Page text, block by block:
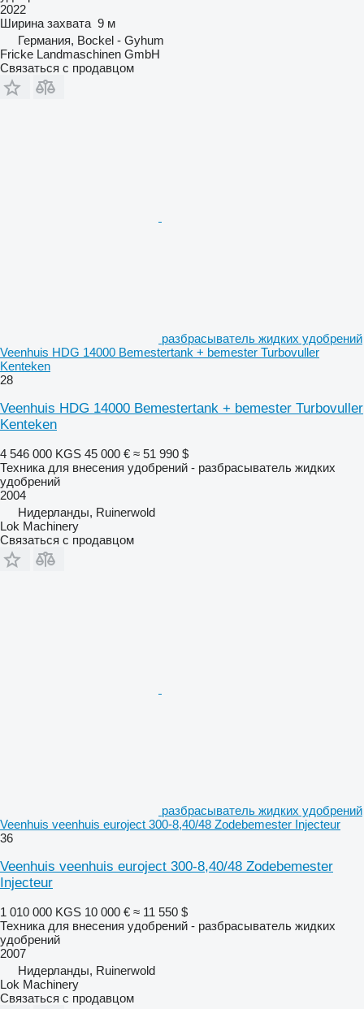
2022
Ширина захвата 9 м
Германия, Bockel - Gyhum
Fricke Landmaschinen GmbH
Связаться с продавцом
разбрасыватель жидких удобрений
Veenhuis HDG 14000 Bemestertank + bemester Turbovuller
Kenteken
28
Veenhuis HDG 14000 Bemestertank + bemester Turbovuller
Kenteken
4 546 000 KGS 45 000 € ≈ 51 990 $
Техника для внесения удобрений - разбрасыватель жидких
удобрений
2004
Нидерланды, Ruinerwold
Lok Machinery
Связаться с продавцом
разбрасыватель жидких удобрений
Veenhuis veenhuis euroject 300-8,40/48 Zodebemester Injecteur
36
Veenhuis veenhuis euroject 300-8,40/48 Zodebemester
Injecteur
1 010 000 KGS 10 000 € ≈ 11 550 $
Техника для внесения удобрений - разбрасыватель жидких
удобрений
2007
Нидерланды, Ruinerwold
Lok Machinery
Связаться с продавцом